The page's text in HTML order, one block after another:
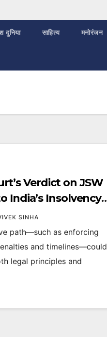
दुनिया साहित्य मनोरंजन
Verdict on JSW
India’s Insolvency
SINHA
path—such as enforcing
and timelines—could
legal principles and